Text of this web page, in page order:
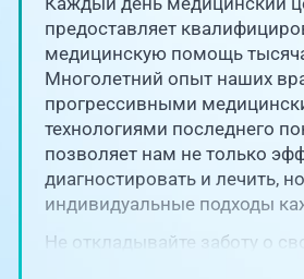
О клинике
Блог врачей
Новости
+7 (351) 220-
Единая справочная
запись на прием
+7 (351) 220-
Центр амбулаторной
онкологической помощи
+7 (7142) 927-
предоставляет
медицинскую помощь
Многолетний опыт наших
прогрессивными
технологиями последнего
позволяет нам не только
диагностировать и лечить,
индивидуальные подходы
Не откладывайте заботу о